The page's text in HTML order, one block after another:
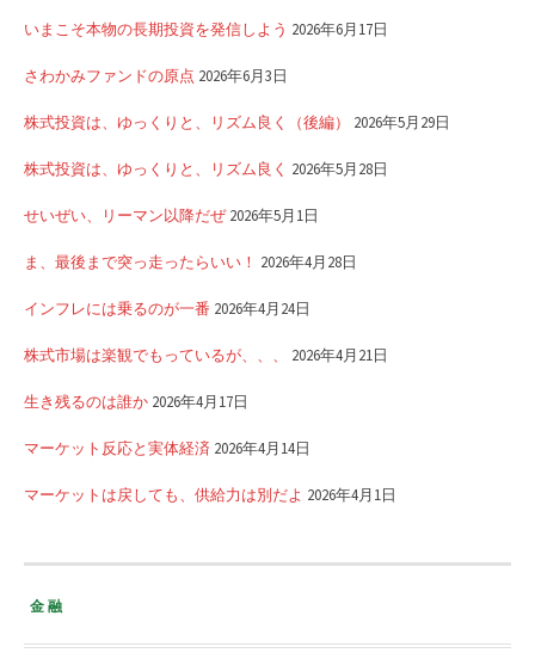
いまこそ本物の長期投資を発信しよう 2026年6月17日
さわかみファンドの原点 2026年6月3日
株式投資は、ゆっくりと、リズム良く（後編） 2026年5月29日
株式投資は、ゆっくりと、リズム良く 2026年5月28日
せいぜい、リーマン以降だぜ2026年5月1日
ま、最後まで突っ走ったらいい！ 2026年4月28日
インフレには乗るのが一番 2026年4月24日
株式市場は楽観でもっているが、、、 2026年4月21日
生き残るのは誰か 2026年4月17日
マーケット反応と実体経済 2026年4月14日
マーケットは戻しても、供給力は別だよ 2026年4月1日
金融